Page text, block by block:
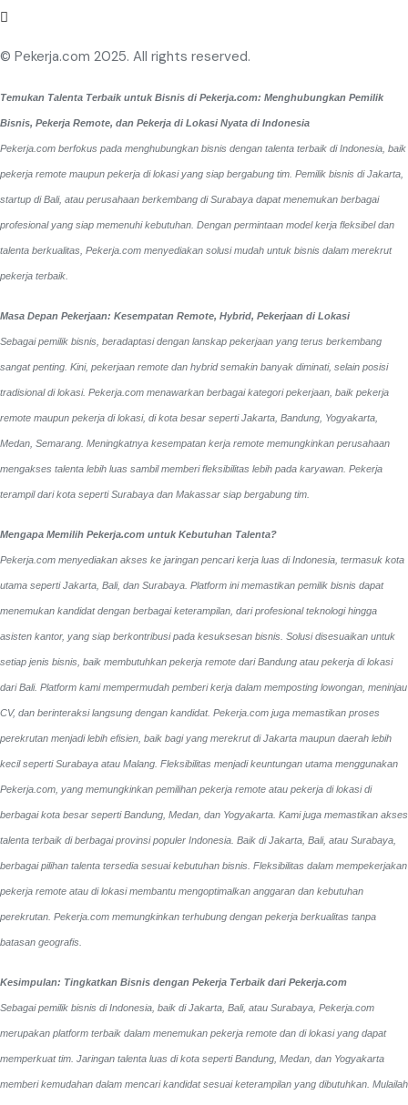
© Pekerja.com 2025. All rights reserved.
Temukan Talenta Terbaik untuk Bisnis di Pekerja.com: Menghubungkan Pemilik
Bisnis, Pekerja Remote, dan Pekerja di Lokasi Nyata di Indonesia
Pekerja.com berfokus pada menghubungkan bisnis dengan talenta terbaik di Indonesia, baik
pekerja remote maupun pekerja di lokasi yang siap bergabung tim. Pemilik bisnis di Jakarta,
startup di Bali, atau perusahaan berkembang di Surabaya dapat menemukan berbagai
profesional yang siap memenuhi kebutuhan. Dengan permintaan model kerja fleksibel dan
talenta berkualitas, Pekerja.com menyediakan solusi mudah untuk bisnis dalam merekrut
pekerja terbaik.
Masa Depan Pekerjaan: Kesempatan Remote, Hybrid, Pekerjaan di Lokasi
Sebagai pemilik bisnis, beradaptasi dengan lanskap pekerjaan yang terus berkembang
sangat penting. Kini, pekerjaan remote dan hybrid semakin banyak diminati, selain posisi
tradisional di lokasi. Pekerja.com menawarkan berbagai kategori pekerjaan, baik pekerja
remote maupun pekerja di lokasi, di kota besar seperti Jakarta, Bandung, Yogyakarta,
Medan, Semarang. Meningkatnya kesempatan kerja remote memungkinkan perusahaan
mengakses talenta lebih luas sambil memberi fleksibilitas lebih pada karyawan. Pekerja
terampil dari kota seperti Surabaya dan Makassar siap bergabung tim.
Mengapa Memilih Pekerja.com untuk Kebutuhan Talenta?
Pekerja.com menyediakan akses ke jaringan pencari kerja luas di Indonesia, termasuk kota
utama seperti Jakarta, Bali, dan Surabaya. Platform ini memastikan pemilik bisnis dapat
menemukan kandidat dengan berbagai keterampilan, dari profesional teknologi hingga
asisten kantor, yang siap berkontribusi pada kesuksesan bisnis. Solusi disesuaikan untuk
setiap jenis bisnis, baik membutuhkan pekerja remote dari Bandung atau pekerja di lokasi
dari Bali. Platform kami mempermudah pemberi kerja dalam memposting lowongan, meninjau
CV, dan berinteraksi langsung dengan kandidat. Pekerja.com juga memastikan proses
perekrutan menjadi lebih efisien, baik bagi yang merekrut di Jakarta maupun daerah lebih
kecil seperti Surabaya atau Malang. Fleksibilitas menjadi keuntungan utama menggunakan
Pekerja.com, yang memungkinkan pemilihan pekerja remote atau pekerja di lokasi di
berbagai kota besar seperti Bandung, Medan, dan Yogyakarta. Kami juga memastikan akses
talenta terbaik di berbagai provinsi populer Indonesia. Baik di Jakarta, Bali, atau Surabaya,
berbagai pilihan talenta tersedia sesuai kebutuhan bisnis. Fleksibilitas dalam mempekerjakan
pekerja remote atau di lokasi membantu mengoptimalkan anggaran dan kebutuhan
perekrutan. Pekerja.com memungkinkan terhubung dengan pekerja berkualitas tanpa
batasan geografis.
Kesimpulan: Tingkatkan Bisnis dengan Pekerja Terbaik dari Pekerja.com
Sebagai pemilik bisnis di Indonesia, baik di Jakarta, Bali, atau Surabaya, Pekerja.com
merupakan platform terbaik dalam menemukan pekerja remote dan di lokasi yang dapat
memperkuat tim. Jaringan talenta luas di kota seperti Bandung, Medan, dan Yogyakarta
memberi kemudahan dalam mencari kandidat sesuai keterampilan yang dibutuhkan. Mulailah